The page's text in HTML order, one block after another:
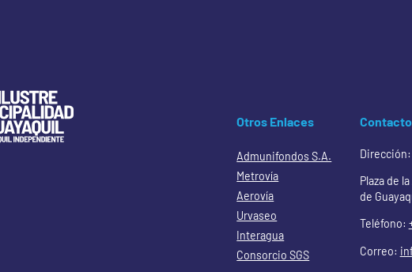
Otros Enlaces
Admunifondos S.A.
Metrovía
Aerovía
Urvaseo
Interagua
Consorcio SGS
Dirección:
Plaza de
de
Teléfono:
Correo: